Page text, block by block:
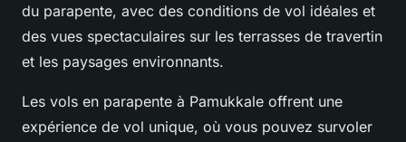
du parapente, avec des conditions de vol idéales et
des vues spectaculaires sur les terrasses de travertin
et les paysages environnants.
Les vols en parapente à Pamukkale offrent une
expérience de vol unique, où vous pouvez survoler